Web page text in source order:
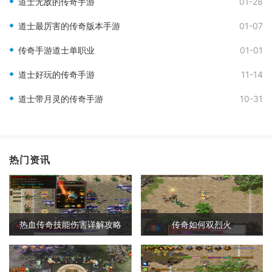
道士最厉害的传奇版本手游 01-07
传奇手游道士单职业 01-01
道士好玩的传奇手游 11-14
道士带月灵的传奇手游 10-31
热门资讯
热血传奇技能伤害详解攻略 传奇如何双烈火